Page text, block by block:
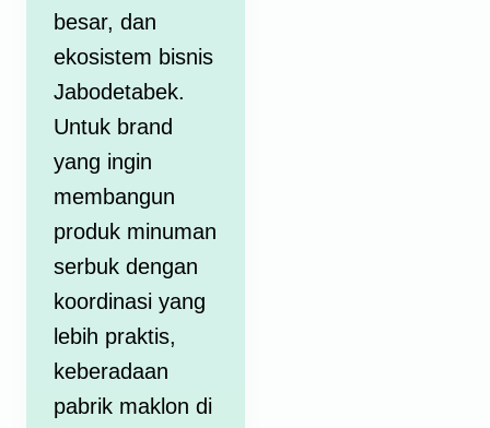
besar, dan
ekosistem bisnis
Jabodetabek.
Untuk brand
yang ingin
membangun
produk minuman
serbuk dengan
koordinasi yang
lebih praktis,
keberadaan
pabrik maklon di